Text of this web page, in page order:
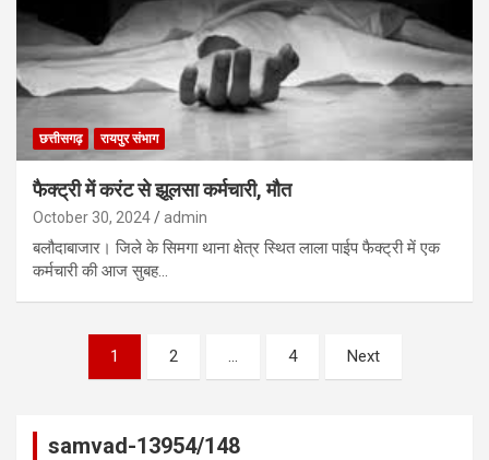
छत्तीसगढ़ रायपुर संभाग
फैक्ट्री में करंट से झूलसा कर्मचारी, मौत
October 30, 2024 admin
बलौदाबाजार। जिले के सिमगा थाना क्षेत्र स्थित लाला पाईप फैक्ट्री में एक
कर्मचारी की आज सुबह…
pagination
1 2 … 4 Next
samvad-13954/148